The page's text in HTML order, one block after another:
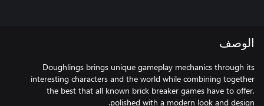
الوصف
Doughlings brings unique gameplay mechanics through its
interesting characters and the world while combining together
the best that all known brick breaker games have to offer,